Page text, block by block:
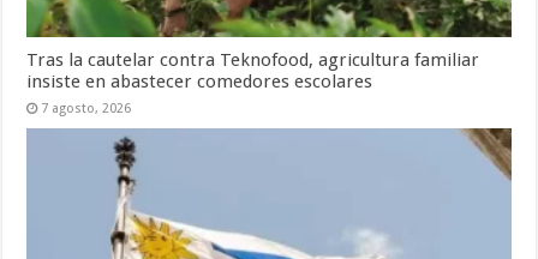
Tras la cautelar contra Teknofood, agricultura familiar
insiste en abastecer comedores escolares
7 agosto, 2026